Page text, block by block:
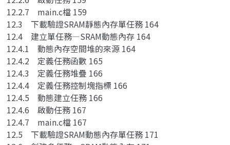
12.2.7 main.c檔 159
12.3 下載驗證SRAM靜態內存單任務 164
12.4 建立單任務—SRAM動態內存 164
12.4.1 動態內存空間堆的來源 164
12.4.2 定義任務函數 165
12.4.3 定義任務堆疊 166
12.4.4 定義任務控制塊指標 166
12.4.5 動態建立任務 166
12.4.6 啟動任務 167
12.4.7 main.c檔 167
12.5 下載驗證SRAM動態內存單任務 171